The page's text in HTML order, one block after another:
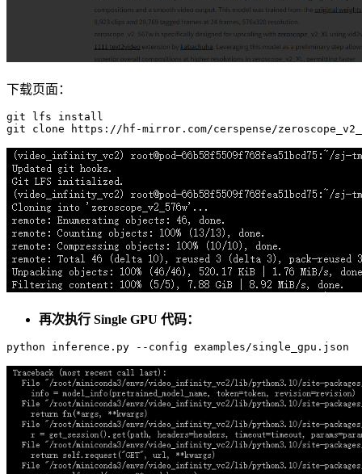
下载页面：
git lfs install
再次执行 Single GPU 代码：
python